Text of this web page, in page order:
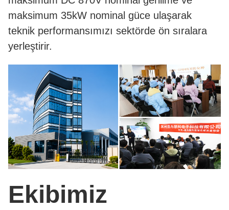
maksimum 35kW nominal güce ulaşarak
teknik performansımızı sektörde ön sıralara
yerleştirir.
Ekibimiz